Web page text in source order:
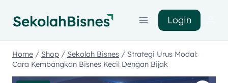
Login
Home / Shop / Sekolah Bisnes / Strategi Urus Modal:
Cara Kembangkan Bisnes Kecil Dengan Bijak